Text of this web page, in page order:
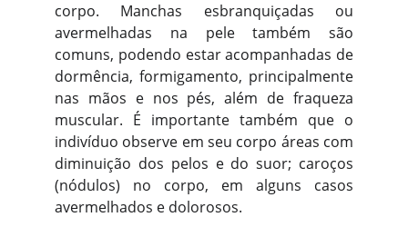
corpo. Manchas esbranquiçadas ou
avermelhadas na pele também são
comuns, podendo estar acompanhadas de
dormência, formigamento, principalmente
nas mãos e nos pés, além de fraqueza
muscular. É importante também que o
indivíduo observe em seu corpo áreas com
diminuição dos pelos e do suor; caroços
(nódulos) no corpo, em alguns casos
avermelhados e dolorosos.